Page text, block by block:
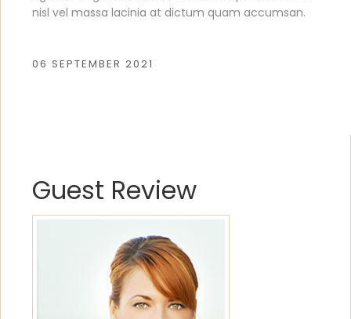
nisl vel massa lacinia at dictum quam accumsan.
06 SEPTEMBER 2021
Guest Review